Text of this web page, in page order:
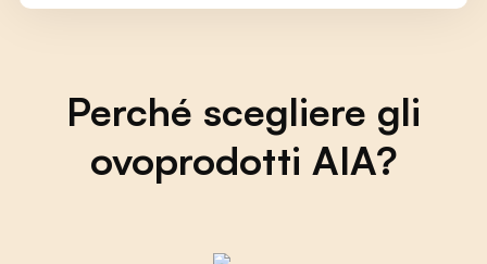
Perché scegliere gli
ovoprodotti AIA?